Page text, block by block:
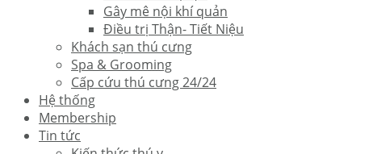
Gây mê nội khí quản
Điều trị Thận- Tiết Niệu
Khách sạn thú cưng
Spa & Grooming
Cấp cứu thú cưng 24/24
Hệ thống
Membership
Tin tức